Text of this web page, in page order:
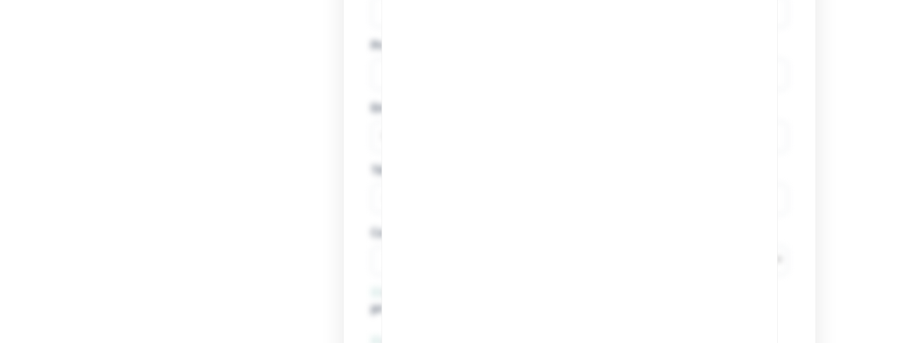
Prénom
Email
Téléphone
Comment nous avez-vous connu ?
promotionnels de la part d’Adintime.